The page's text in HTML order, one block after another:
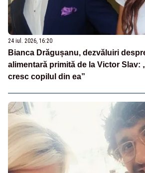
24 iul. 2026, 16:20
Bianca Drăgușanu, dezvăluiri
alimentară primită de la Victor Slav:
cresc copilul din ea”